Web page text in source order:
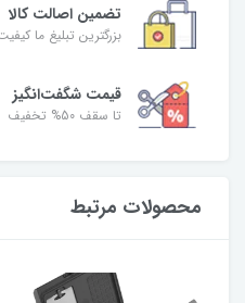
تضمین اصالت کالا
بزرگترین تبلیغ ما
قیمت شگفت‌انگیز
تا سقف 50% تخفیف
محصولات مرتبط